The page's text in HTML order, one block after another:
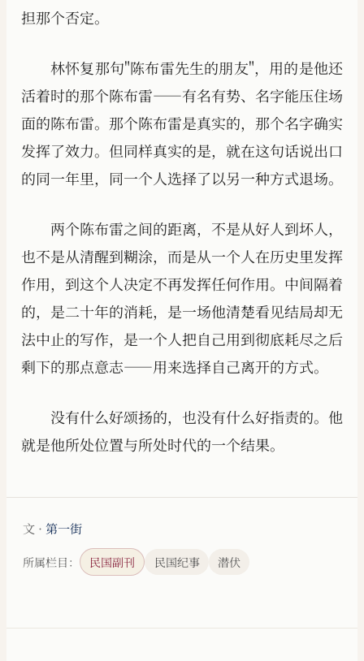
担那个否定。
林怀复那句"陈布雷先生的朋友"，用的是他还
活着时的那个陈布雷——有名有势、名字能压住场
面的陈布雷。那个陈布雷是真实的，那个名字确实
发挥了效力。但同样真实的是，就在这句话说出口
的同一年里，同一个人选择了以另一种方式退场。
两个陈布雷之间的距离，不是从好人到坏人，
也不是从清醒到糊涂，而是从一个人在历史里发挥
作用，到这个人决定不再发挥任何作用。中间隔着
的，是二十年的消耗，是一场他清楚看见结局却无
法中止的写作，是一个人把自己用到彻底耗尽之后
剩下的那点意志——用来选择自己离开的方式。
没有什么好颂扬的，也没有什么好指责的。他
就是他所处位置与所处时代的一个结果。
文 · 第一街
所属栏目： 民国副刊 民国纪事 潜伏